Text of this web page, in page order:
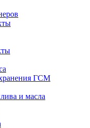
ГСМ
и масла